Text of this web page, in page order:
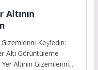
Altının
Gizemlerini Keşfedin:
Altı Görüntüleme
Altının Gizemlerini...